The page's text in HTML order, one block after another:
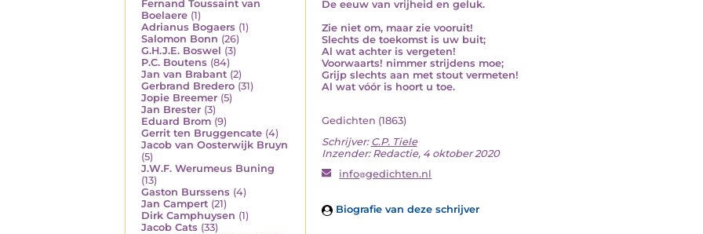
Fernand Toussaint van
Boelaere (1)
Adrianus Bogaers (1)
Salomon Bonn (26)
G.H.J.E. Boswel (3)
P.C. Boutens (84)
Jan van Brabant (2)
Gerbrand Bredero (31)
Jopie Breemer (5)
Jan Brester (3)
Eduard Brom (9)
Gerrit ten Bruggencate (4)
Jacob van Oosterwijk Bruyn
(5)
J.W.F. Werumeus Buning
(13)
Gaston Burssens (4)
Jan Campert (21)
Dirk Camphuysen (1)
Jacob Cats (33)
De eeuw van vrijheid en geluk.
Zie niet om, maar zie vooruit!
Slechts de toekomst is uw buit;
Al wat achter is vergeten!
Voorwaarts! nimmer strijdens moe;
Grijp slechts aan met stout vermeten!
Al wat vóór is hoort u toe.
Gedichten (1863)
Schrijver: C.P. Tiele
Inzender: Redactie, 4 oktober 2020
info gedichten.nl
Biografie van deze schrijver